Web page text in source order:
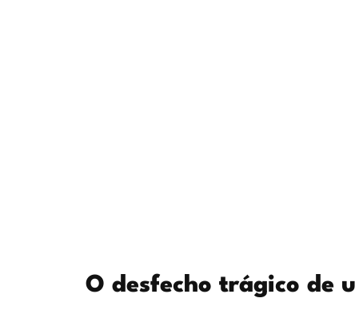
O desfecho trágico de